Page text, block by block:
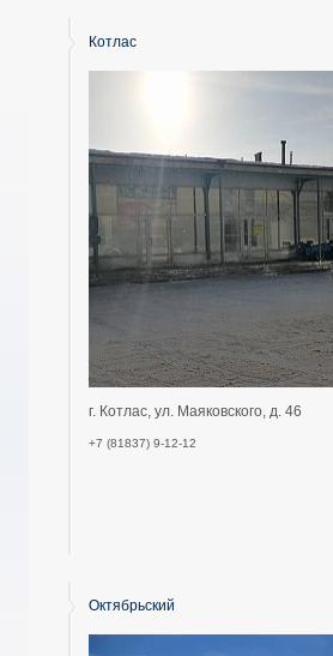
Котлас
г. Котлас, ул. Маяковского, д. 46
+7 (81837) 9-12-12
Октябрьский